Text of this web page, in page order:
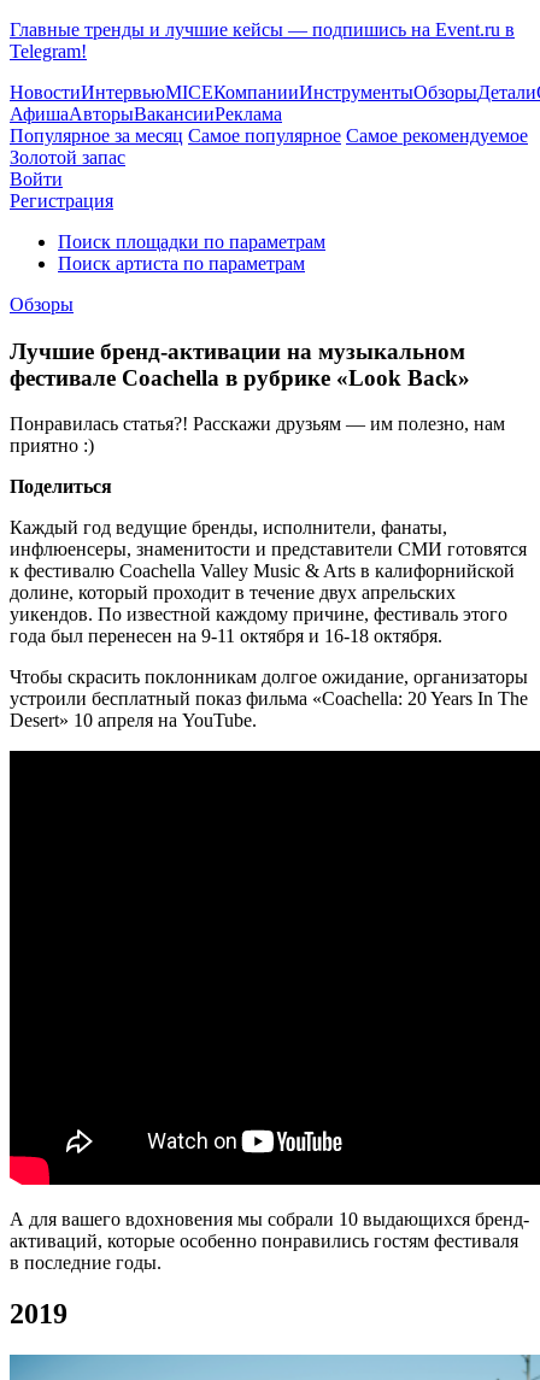
Главные тренды и лучшие кейсы — подпишись на Event.ru в
Telegram!
НовостиИнтервьюMICEКомпанииИнструментыОбзорыДетали
АфишаАвторыВакансииРеклама
Популярное за месяц Самое популярное Самое рекомендуемое
Золотой запас
Войти
Регистрация
Поиск площадки по параметрам
Поиск артиста по параметрам
Обзоры
Лучшие бренд-активации на музыкальном
фестивале Coachella в рубрике «Look Back»
Понравилась статья?! Расскажи друзьям — им полезно, нам
приятно :)
Поделиться
Каждый год ведущие бренды, исполнители, фанаты,
инфлюенсеры, знаменитости и представители СМИ готовятся
к фестивалю Coachella Valley Music & Arts в калифорнийской
долине, который проходит в течение двух апрельских
уикендов. По известной каждому причине, фестиваль этого
года был перенесен на 9-11 октября и 16-18 октября.
Чтобы скрасить поклонникам долгое ожидание, организаторы
устроили бесплатный показ фильма «Coachella: 20 Years In The
Desert» 10 апреля на YouTube.
А для вашего вдохновения мы собрали 10 выдающихся бренд-
активаций, которые особенно понравились гостям фестиваля
в последние годы.
2019